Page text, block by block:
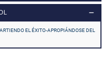
EL ÉXITO-APROPIÁNDOSE DEL